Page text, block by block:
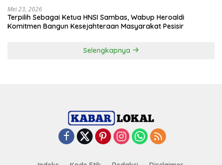
Mei 23, 2026
Terpilih Sebagai Ketua HNSI Sambas, Wabup Heroaldi
Komitmen Bangun Kesejahteraan Masyarakat Pesisir
Selengkapnya